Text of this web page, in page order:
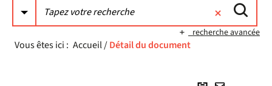
recherche avancée
Vous êtes ici : Accueil/Détail du document
Lien